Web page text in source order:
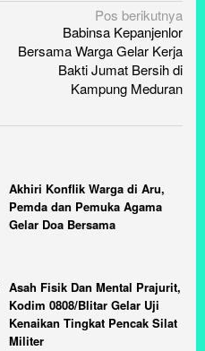
Pos berikutnya
Babinsa Kepanjenlor
Bersama Warga Gelar Kerja
Bakti Jumat Bersih di
Kampung Meduran
Akhiri Konflik Warga di Aru,
Pemda dan Pemuka Agama
Gelar Doa Bersama
Asah Fisik Dan Mental Prajurit,
Kodim 0808/Blitar Gelar Uji
Kenaikan Tingkat Pencak Silat
Militer